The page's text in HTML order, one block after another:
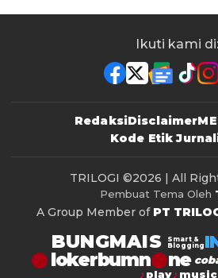
Ikuti kami di:
RedaksiDisclaimer
Kode Etik
TRILOGI ©2026 | All
Pembuat Tema Oleh
A Group Member of PT
BUNGMAIS
Smart &
Blogging
lokerbumn
play
music